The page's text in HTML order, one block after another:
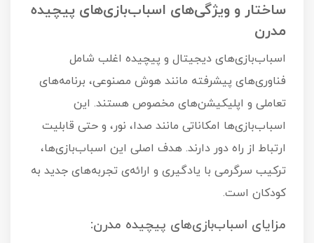
ساختار و ویژگی‌های اسباب‌بازی‌های پیچیده
مدرن
اسباب‌بازی‌های دیجیتال و پیچیده اغلب شامل
فناوری‌های پیشرفته مانند هوش مصنوعی، برنامه‌های
تعاملی و اپلیکیشن‌های مخصوص هستند. این
اسباب‌بازی‌ها امکاناتی مانند صدا، نور، و حتی قابلیت
ارتباط از راه دور دارند. هدف اصلی این اسباب‌بازی‌ها،
ترکیب سرگرمی با یادگیری و ارائه‌ی تجربه‌های جدید به
کودکان است.
مزایای اسباب‌بازی‌های پیچیده مدرن: